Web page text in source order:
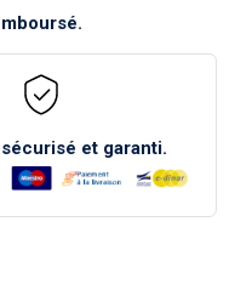
et garanti.